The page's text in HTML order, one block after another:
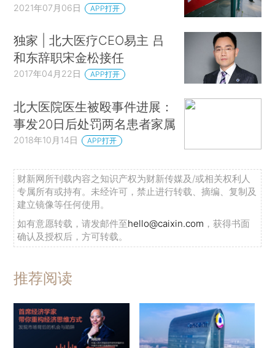
2021年07月06日 APP打开
独家 | 北大医疗CEO易主 吕
和东辞职宋金松接任
2017年04月22日 APP打开
北大医院医生被殴事件进展：
事发20日后处罚两名患者家属
2018年10月14日 APP打开
财新网所刊载内容之知识产权为财新传媒及/或相关权利人
专属所有或持有。未经许可，禁止进行转载、摘编、复制及
建立镜像等任何使用。
如有意愿转载，请发邮件至hello@caixin.com ，获得书面
确认及授权后，方可转载。
推荐阅读